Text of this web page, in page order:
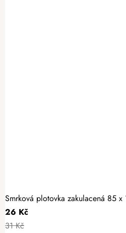
Smrková plotovka zakulacená 85 x
26 Kč
31 Kč